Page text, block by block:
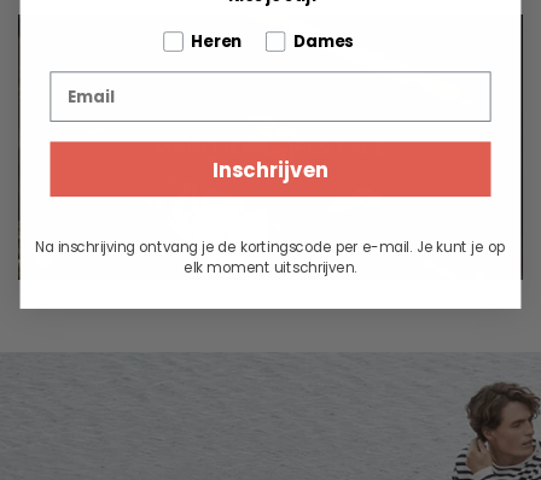
MARITIEME LIFESTYLE
Tell us about your pets
Heren Dames
Inschrijven
Na inschrijving ontvang je de kortingscode per e-mail. Je kunt je op
elk moment uitschrijven.